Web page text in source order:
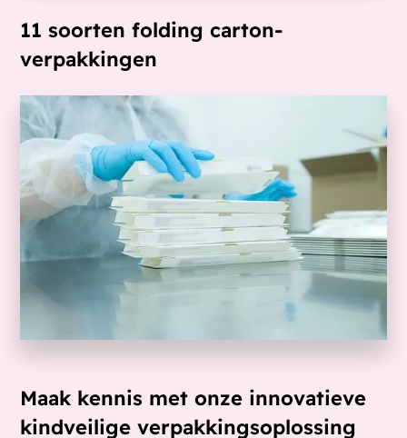
11 soorten folding carton-
verpakkingen
Maak kennis met onze innovatieve
kindveilige verpakkingsoplossing